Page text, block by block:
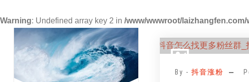
Warning: Undefined array key 2 in /www/wwwroot/
By -抖音涨粉